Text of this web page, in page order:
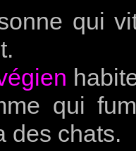
qui
qui
des chats.